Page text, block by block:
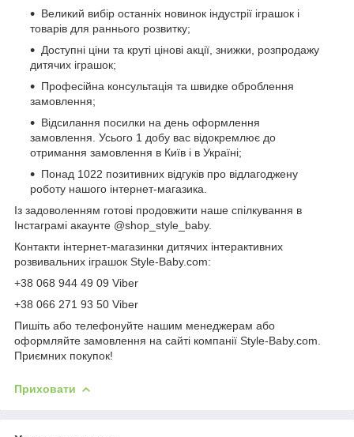
Великий вибір останніх новинок індустрії іграшок і
товарів для раннього розвитку;
Доступні ціни та круті цінові акції, знижки, розпродажу
дитячих іграшок;
Професійна консультація та швидке оброблення
замовлення;
Відсилання посилки на день оформлення
замовлення. Усього 1 добу вас відокремлює до
отримання замовлення в Київ і в Україні;
Понад 1022 позитивних відгуків про відлагоджену
роботу нашого інтернет-магазика.
Із задоволенням готові продовжити наше спілкування в
Інстаграмі акаунте @shop_style_baby.
Контакти інтернет-магазинки дитячих інтерактивних
розвивальних іграшок Style-Baby.com:
+38 068 944 49 09 Viber
+38 066 271 93 50 Viber
Пишіть або телефонуйте нашим менеджерам або
оформляйте замовлення на сайті компанії Style-Baby.com.
Приємних покупок!
Приховати